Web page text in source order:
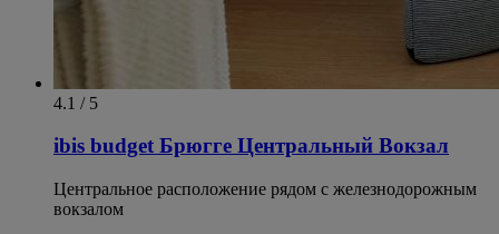
4.1 / 5
ibis budget Брюгге Центральный Вокзал
Центральное расположение рядом с железнодорожным
вокзалом